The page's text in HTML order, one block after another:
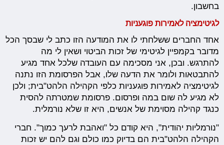
בחשבון.
לגיטימציה לאמירות פוגעניות
אחד החברים ששלחתי לו את המודעה הזו כתב לי שבסך הכל
מדובר בקמפיין לגיטימי של זכות הביטוי ושאין לי מה
להתרגש. ובכן, אני מסכימה עם העובדה שלכל אחד מגיע
להתבטאות ולומר את הדעה שלו, אבל הפרסומת הזו נתנה
לגיטימציה לאמירות פוגעניות כלפי הקהילה הלהט"בית; ולכן
לא מגיע לה שום במה ופרסום. פרסומת שמטרתה להסית
כנגד קהילה מסוימת של אנשים, היא זו שלא נורמלית.
"נורמליות יהודית", היא קודם כל "ואהבת לרעך כמוך". חברי
הקהילה הלהט"בית הם בדיוק כמו כולם וגם להם יש זכות